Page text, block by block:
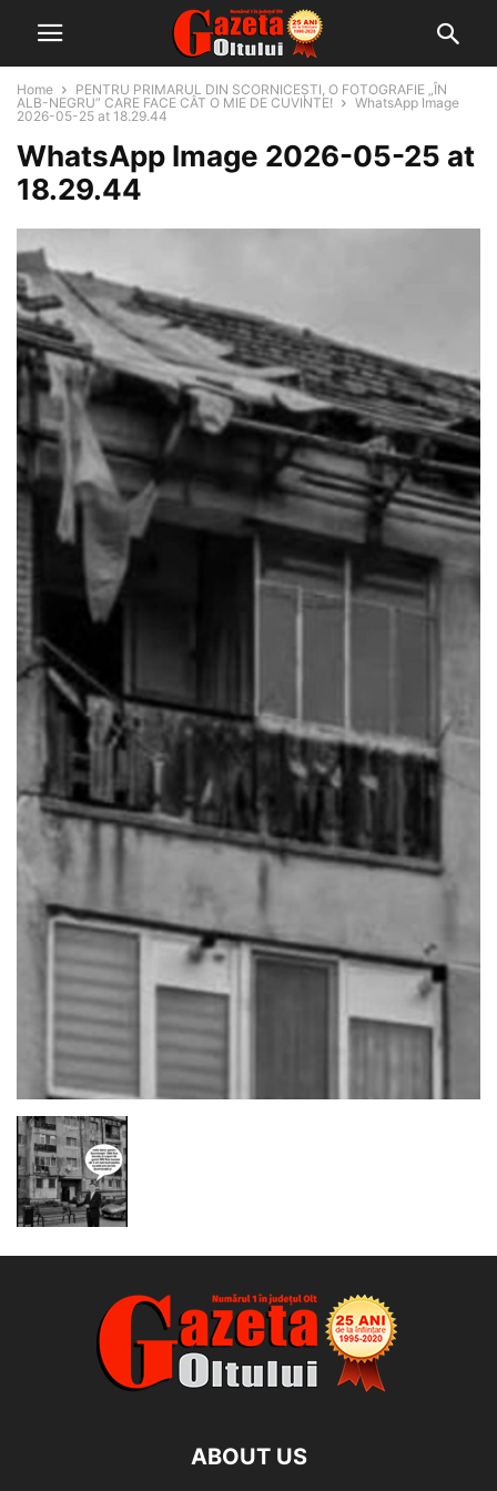
Home
PENTRU PRIMARUL DIN SCORNICEȘTI, O FOTOGRAFIE „ÎN
ALB-NEGRU” CARE FACE CÂT O MIE DE CUVINTE!
WhatsApp Image
2026-05-25 at 18.29.44
WhatsApp Image 2026-05-25 at
18.29.44
ABOUT US